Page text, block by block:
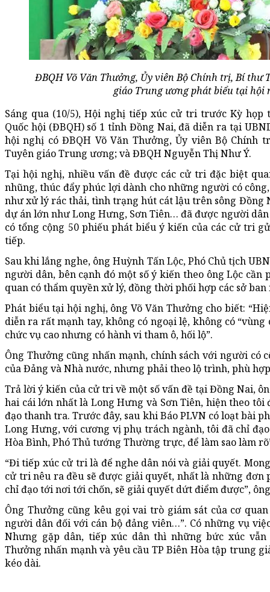
ĐBQH Võ Văn Thưởng, Ủy viên Bộ Chính trị, Bí thư
giáo Trung ương phát biểu tại hội
Sáng qua (10/5), Hội nghị tiếp xúc cử tri trước Kỳ họp
Quốc hội (ĐBQH) số 1 tỉnh Đồng Nai, đã diễn ra tại
hội nghị có ĐBQH Võ Văn Thưởng, Ủy viên Bộ
Tuyên giáo Trung ương; và ĐBQH Nguyễn Thị Như Ý.
Tại hội nghị, nhiều vấn đề được các cử tri đặc biệt
nhũng, thúc đẩy phúc lợi dành cho những người có
như xử lý rác thải, tình trạng hút cát lậu trên sông Đồng
dự án lớn như Long Hưng, Sơn Tiên… đã được người
có tổng cộng 50 phiếu phát biểu ý kiến của các cử tri
tiếp.
Sau khi lắng nghe, ông Huỳnh Tấn Lộc, Phó Chủ tịch
người dân, bên cạnh đó một số ý kiến theo ông Lộc cần
quan có thẩm quyền xử lý, đồng thời phối hợp các sở
Phát biểu tại hội nghị, ông Võ Văn Thưởng cho biết:
diễn ra rất mạnh tay, không có ngoại lệ, không có “vùng
chức vụ cao nhưng có hành vi tham ô, hối lộ”.
Ông Thưởng cũng nhấn mạnh, chính sách với người
của Đảng và Nhà nước, nhưng phải theo lộ trình, phù
Trả lời ý kiến của cử tri về một số vấn đề tại Đồng Nai,
hai cái lớn nhất là Long Hưng và Sơn Tiên, hiện theo
đạo thanh tra. Trước đây, sau khi Báo PLVN có loạt bài
Long Hưng, với cương vị phụ trách ngành, tôi đã chỉ
Hòa Bình, Phó Thủ tướng Thường trực, để làm sao làm
“Đi tiếp xúc cử tri là để nghe dân nói và giải quyết.
cử tri nêu ra đều sẽ được giải quyết, nhất là những đơn
chỉ đạo tới nơi tới chốn, sẽ giải quyết dứt điểm được”,
Ông Thưởng cũng kêu gọi vai trò giám sát của cơ
người dân đối với cán bộ đảng viên…”. Có những vụ
Nhưng gặp dân, tiếp xúc dân thì những bức xúc
Thưởng nhấn mạnh và yêu cầu TP Biên Hòa tập trung
kéo dài.